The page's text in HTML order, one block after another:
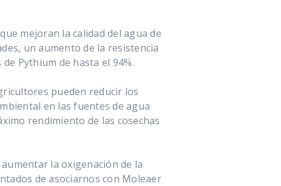
mejoran la calidad del agua de
un aumento de la resistencia
Pythium de hasta el 94%.
pueden reducir los
en las fuentes de agua
rendimiento de las cosechas
la oxigenación de la
de asociarnos con Moleaer